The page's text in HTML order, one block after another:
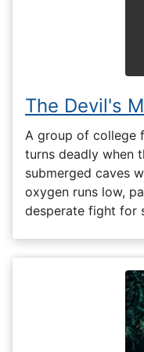
The Devil's
A group of college
turns deadly when
submerged caves
oxygen runs low,
desperate fight for